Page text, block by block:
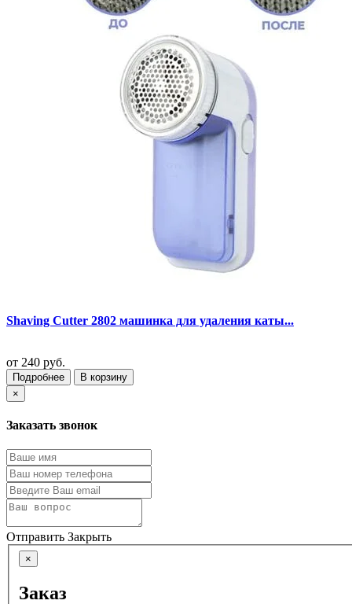
Shaving Cutter 2802 машинка для удаления каты...
от 240 руб.
Подробнее
В корзину
×
Заказать звонок
Отправить Закрыть
×
Заказ